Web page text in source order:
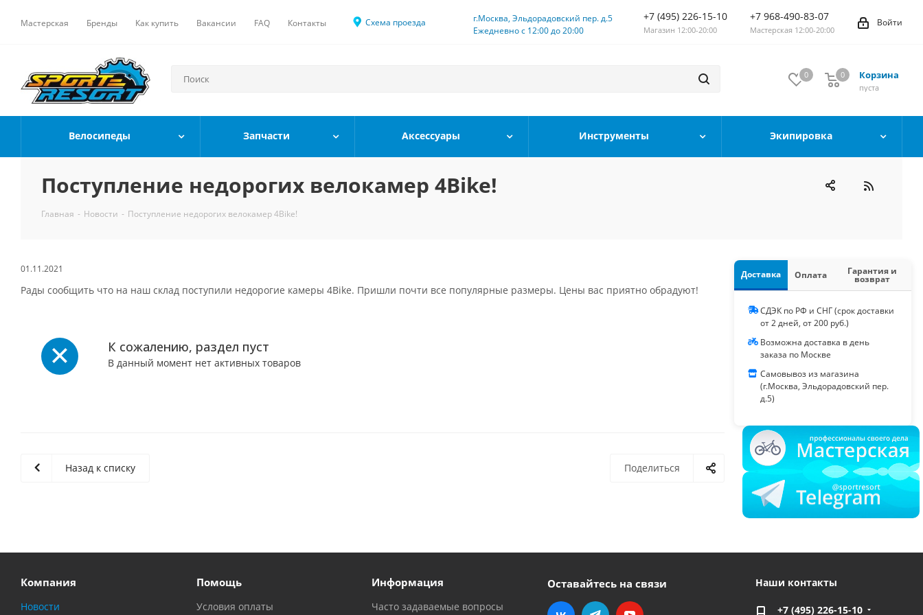
Мастерская Бренды Как купить Вакансии FAQ Контакты Схема проезда
г.Москва, Эльдорадовский пер. д.5
Ежедневно с 12:00 до 20:00
+7 (495) 226-15-10
Магазин 12:00-20:00
+7 968-490-83-07
Мастерская 12:00-20:00
Войти
0 Корзина
0
пуста
0
Велосипеды Запчасти Аксессуары Инструменты Экипировка
Поступление недорогих велокамер 4Bike!
Главная - Новости - Поступление недорогих велокамер 4Bike!
01.11.2021
Рады сообщить что на наш склад поступили недорогие камеры 4Bike. Пришли почти все популярные размеры. Цены вас приятно обрадуют!
К сожалению, раздел пуст
В данный момент нет активных товаров
Поделиться
Назад к списку
Доставка Оплата Гарантия и
возврат
СДЭК по РФ и СНГ (срок доставки
от 2 дней, от 200 руб.)
Возможна доставка в день
заказа по Москве
Самовывоз из магазина
(г.Москва, Эльдорадовский пер.
д.5)
Компания
Новости
Помощь
Условия оплаты
Информация
Часто задаваемые вопросы
Оставайтесь на связи Наши контакты
+7 (495) 226-15-10